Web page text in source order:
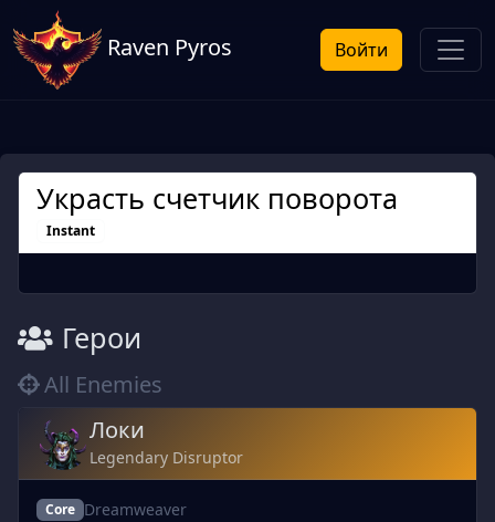
Raven Pyros Войти
Украсть счетчик поворота
Instant
Герои
All Enemies
Локи
Legendary Disruptor
Core Dreamweaver